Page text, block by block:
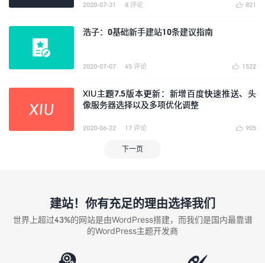
 821
2020-07-31 8 评论
浩子：0基础新手建站10条建议指南
 1522
2020-07-07 45 评论
XIU主题7.5版本更新：新增百度快速推送、头
像服务器选择以及多项优化调整
 905
2020-06-22 17 评论
下一页
建站！你有充足的理由选择我们
世界上超过43%的网站是由WordPress搭建，而我们是国内最靠谱
的WordPress主题开发商